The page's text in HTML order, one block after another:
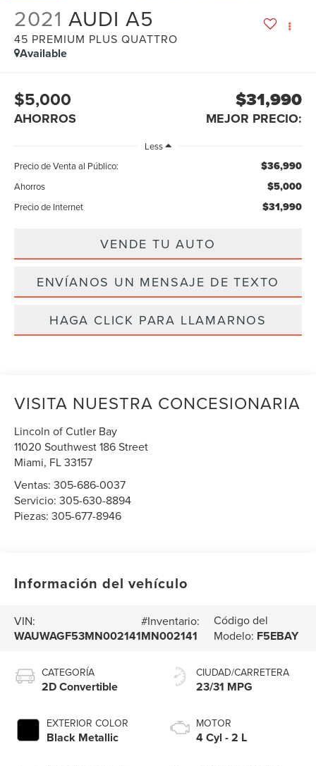
2021 AUDI A5
45 PREMIUM PLUS QUATTRO
Available
$5,000
AHORROS
$31,990
MEJOR PRECIO:
Less
Precio de Venta al Público:
$36,990
Ahorros $5,000
Precio de Internet $31,990
VENDE TU AUTO
ENVÍANOS UN MENSAJE DE TEXTO
HAGA CLICK PARA LLAMARNOS
VISITA NUESTRA CONCESIONARIA
Lincoln of Cutler Bay
11020 Southwest 186 Street
Miami, FL33157
Ventas:305-686-0037
Servicio:305-630-8894
Piezas:305-677-8946
Información del vehículo
VIN:
WAUWAGF53MN002141
#Inventario:
MN002141
Código del
Modelo: F5EBAY
CATEGORÍA
2D Convertible
EXTERIOR COLOR
Black Metallic
CIUDAD/CARRETERA
23/31 MPG
MOTOR
4 Cyl - 2 L